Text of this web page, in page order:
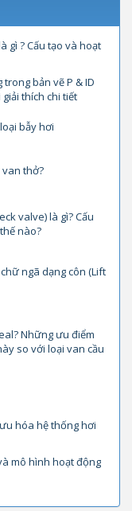
gì ? Cấu tạo và hoạt
bản vẽ P & ID
thích chi tiết
bẫy hơi
van thở?
valve) là gì? Cấu
nào?
ngã dạng côn (Lift
Những ưu điểm
so với loại van cầu
hóa hệ thống hơi
mô hình hoạt động